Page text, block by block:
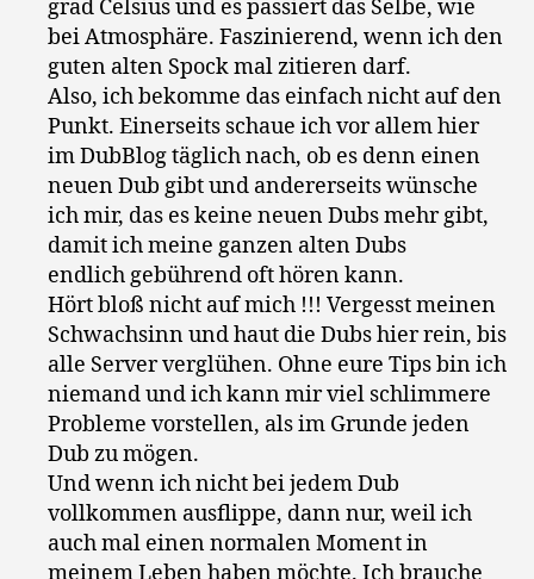
grad Celsius und es passiert das Selbe, wie
bei Atmosphäre. Faszinierend, wenn ich den
guten alten Spock mal zitieren darf.
Also, ich bekomme das einfach nicht auf den
Punkt. Einerseits schaue ich vor allem hier
im DubBlog täglich nach, ob es denn einen
neuen Dub gibt und andererseits wünsche
ich mir, das es keine neuen Dubs mehr gibt,
damit ich meine ganzen alten Dubs
endlich gebührend oft hören kann.
Hört bloß nicht auf mich !!! Vergesst meinen
Schwachsinn und haut die Dubs hier rein, bis
alle Server verglühen. Ohne eure Tips bin ich
niemand und ich kann mir viel schlimmere
Probleme vorstellen, als im Grunde jeden
Dub zu mögen.
Und wenn ich nicht bei jedem Dub
vollkommen ausflippe, dann nur, weil ich
auch mal einen normalen Moment in
meinem Leben haben möchte. Ich brauche